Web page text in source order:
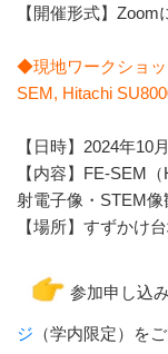
【開催形式】
◆現地ワークショ
SEM, Hitachi
【日時】2024年10
【内容】FE-SEM
射電子像・STEM
【場所】すずかけ
参加申し込
ジ （学内限定）を